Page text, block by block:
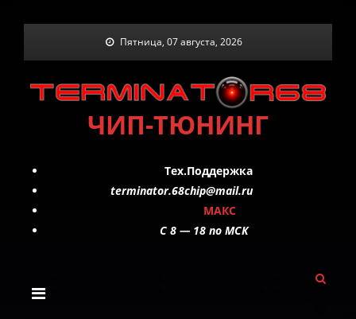
Пятница, 07 августа, 2026
ЧИП-ТЮНИНГ
Тех.Поддержка
terminator.68chip@mail.ru
МАКС
C 8 — 18 по МСК